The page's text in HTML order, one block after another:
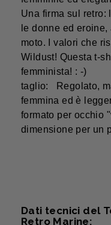
Una firma sul
le donne ed
moto. I valori che
Wildust! Questa t-
taglio: Regolato,
femmina ed è
formato per occhio
dimensione per un
Dati tecnici del
Retro Marine: